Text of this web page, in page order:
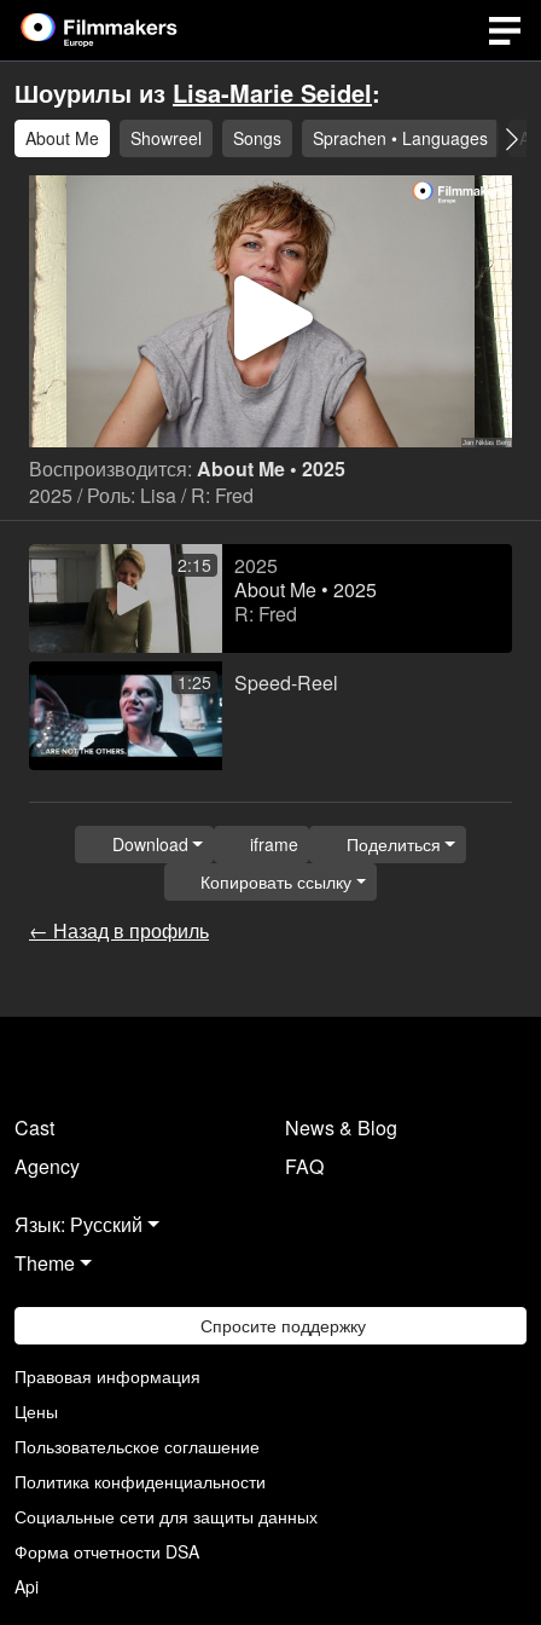
Шоурилы из Lisa-Marie Seidel:
About Me Showreel Songs Sprachen • Languages
видео
Воспроизводится: About Me • 2025
2025 / Роль: Lisa / R: Fred
2:15
2025
About Me • 2025
R: Fred
1:25 Speed-Reel
← Назад в профиль
Download iframe
Поделиться
Копировать ссылку
Cast
Agency
News & Blog
FAQ
Язык: Русский
Theme
Спросите поддержку
Правовая информация
Цены
Пользовательское соглашение
Политика конфиденциальности
Социальные сети для защиты данных
Форма отчетности DSA
Api